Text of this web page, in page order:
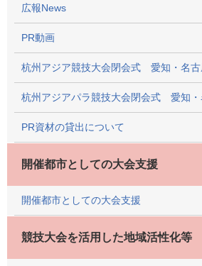
広報News
PR動画
杭州アジア競技大会閉会式 愛知・名古
杭州アジアパラ競技大会閉会式 愛知・
PR資材の貸出について
開催都市としての大会支援
開催都市としての大会支援
競技大会を活用した地域活性化等